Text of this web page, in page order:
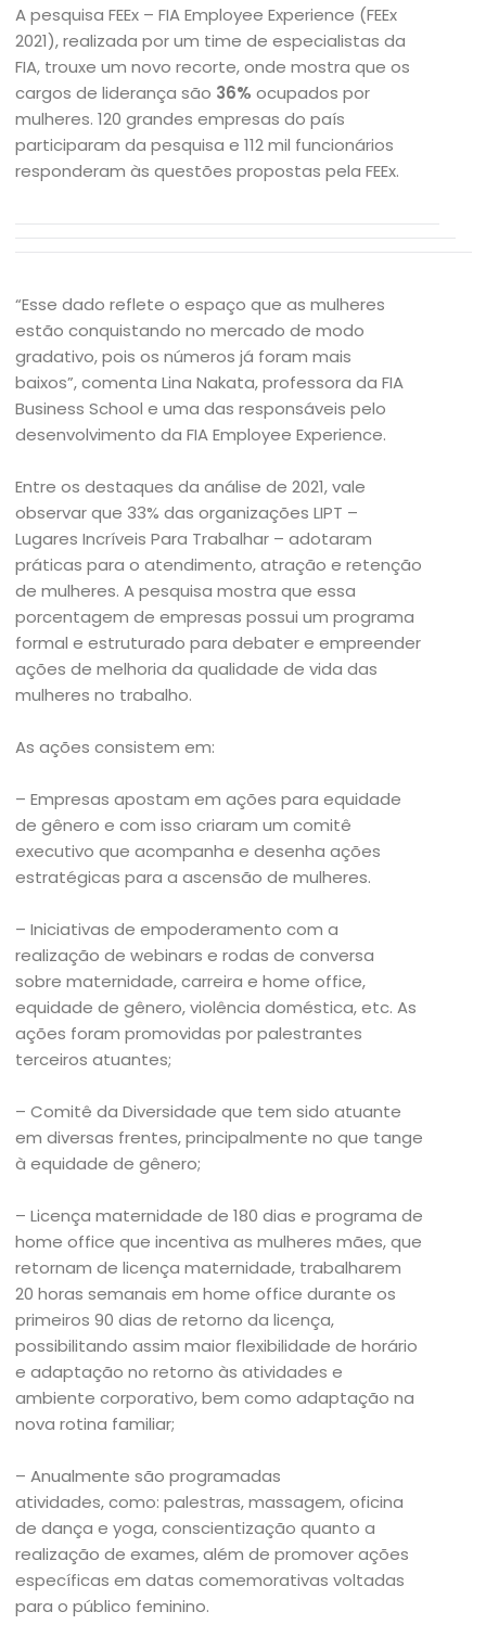
A pesquisa FEEx – FIA Employee Experience (FEEx
2021), realizada por um time de especialistas da
FIA, trouxe um novo recorte, onde mostra que os
cargos de liderança são 36% ocupados por
mulheres. 120 grandes empresas do país
participaram da pesquisa e 112 mil funcionários
responderam às questões propostas pela FEEx.
“Esse dado reflete o espaço que as mulheres
estão conquistando no mercado de modo
gradativo, pois os números já foram mais
baixos”, comenta Lina Nakata, professora da FIA
Business School e uma das responsáveis pelo
desenvolvimento da FIA Employee Experience.
Entre os destaques da análise de 2021, vale
observar que 33% das organizações LIPT –
Lugares Incríveis Para Trabalhar – adotaram
práticas para o atendimento, atração e retenção
de mulheres. A pesquisa mostra que essa
porcentagem de empresas possui um programa
formal e estruturado para debater e empreender
ações de melhoria da qualidade de vida das
mulheres no trabalho.
As ações consistem em:
– Empresas apostam em ações para equidade
de gênero e com isso criaram um comitê
executivo que acompanha e desenha ações
estratégicas para a ascensão de mulheres.
– Iniciativas de empoderamento com a
realização de webinars e rodas de conversa
sobre maternidade, carreira e home office,
equidade de gênero, violência doméstica, etc. As
ações foram promovidas por palestrantes
terceiros atuantes;
– Comitê da Diversidade que tem sido atuante
em diversas frentes, principalmente no que tange
à equidade de gênero;
– Licença maternidade de 180 dias e programa de
home office que incentiva as mulheres mães, que
retornam de licença maternidade, trabalharem
20 horas semanais em home office durante os
primeiros 90 dias de retorno da licença,
possibilitando assim maior flexibilidade de horário
e adaptação no retorno às atividades e
ambiente corporativo, bem como adaptação na
nova rotina familiar;
– Anualmente são programadas
atividades, como: palestras, massagem, oficina
de dança e yoga, conscientização quanto a
realização de exames, além de promover ações
específicas em datas comemorativas voltadas
para o público feminino.